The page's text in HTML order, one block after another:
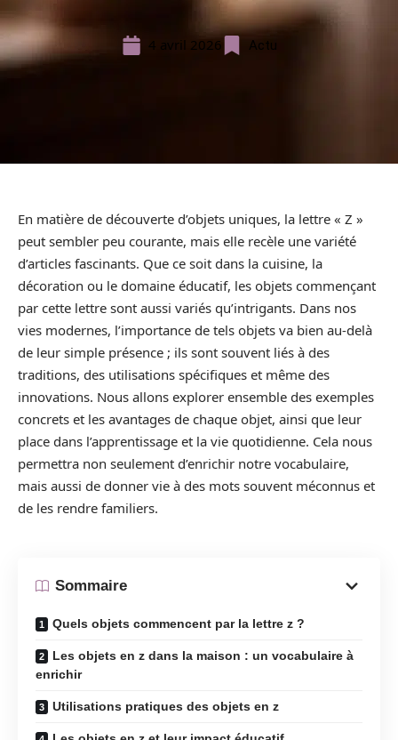
4 avril 2026 Actu
En matière de découverte d’objets uniques, la lettre « Z »
peut sembler peu courante, mais elle recèle une variété
d’articles fascinants. Que ce soit dans la cuisine, la
décoration ou le domaine éducatif, les objets commençant
par cette lettre sont aussi variés qu’intrigants. Dans nos
vies modernes, l’importance de tels objets va bien au-delà
de leur simple présence ; ils sont souvent liés à des
traditions, des utilisations spécifiques et même des
innovations. Nous allons explorer ensemble des exemples
concrets et les avantages de chaque objet, ainsi que leur
place dans l’apprentissage et la vie quotidienne. Cela nous
permettra non seulement d’enrichir notre vocabulaire,
mais aussi de donner vie à des mots souvent méconnus et
de les rendre familiers.
Sommaire
Quels objets commencent par la lettre z ?
Les objets en z dans la maison : un vocabulaire à
enrichir
Utilisations pratiques des objets en z